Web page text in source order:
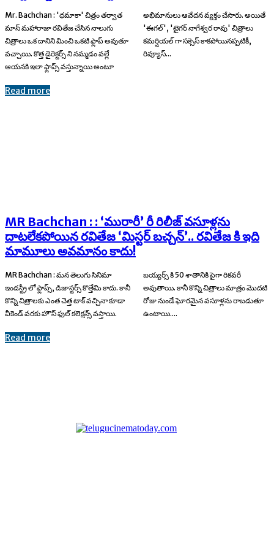
Mr. Bachchan : 'ధమాకా' చిత్రం తర్వాత
మాస్ మహారాజా రవితేజ చేసిన నాలుగు
చిత్రాలు ఒక దానిని మించి ఒకటి ఫ్లాప్ అవుతూ
వచ్చాయి. కొత్త డైరెక్టర్స్ ని నమ్మడం వల్లే
ఆయనకి ఇలా ఫ్లాప్స్ వస్తున్నాయి అంటూ
అభిమానులు ఆవేదన వ్యక్తం చేసారు. అయితే
'ఈగల్', 'టైగర్ నాగేశ్వర రావు' చిత్రాలు
కమర్షియల్ గా సక్సెస్ కాకపోయినప్పటికీ,
రివ్యూస్...
Read more
MR Bachchan : : ‘మురారీ’ రీ రిలీజ్ వసూళ్లను
దాటలేకపోయిన రవితేజ ‘మిస్టర్ బచ్చన్’.. రవితేజ కి ఇది
మామూలు అవమానం కాదు!
MR Bachchan : మన తెలుగు సినిమా
ఇండస్ట్రీ లో ఫ్లాప్స్, డిజాస్టర్స్ కొత్తేమి కాదు. కానీ
కొన్ని చిత్రాలకు ఎంత చెత్త టాక్ వచ్చినా కూడా
వీకెండ్ వరకు హౌస్ ఫుల్ కలెక్షన్స్ వస్తాయి.
బయ్యర్స్ కి 50 శాతానికి పైగా రికవరీ
అవుతాయి. కానీ కొన్ని చిత్రాలు మాత్రం మొదటి
రోజు నుండే ఘోరమైన వసూళ్లను రాబడుతూ
ఉంటాయి....
Read more